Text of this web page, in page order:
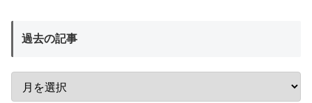
過去の記事